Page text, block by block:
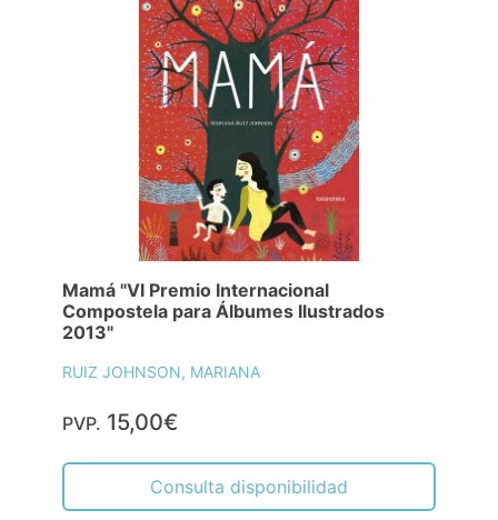
Mamá "VI Premio Internacional
Compostela para Álbumes Ilustrados
2013"
RUIZ JOHNSON, MARIANA
PVP. 15,00€
Consulta disponibilidad